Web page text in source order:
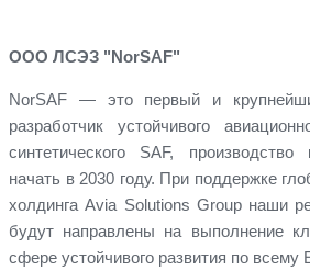
ООО ЛСЭЗ "NorSAF"
NorSAF — это первый и
разработчик устойчивого
синтетического SAF, производство
начать в 2030 году. При поддержке
холдинга Avia Solutions Group наши
будут направлены на выполнение
сфере устойчивого развития по всему